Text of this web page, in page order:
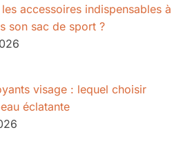
accessoires indispensables à
son sac de sport ?
visage : lequel choisir
éclatante